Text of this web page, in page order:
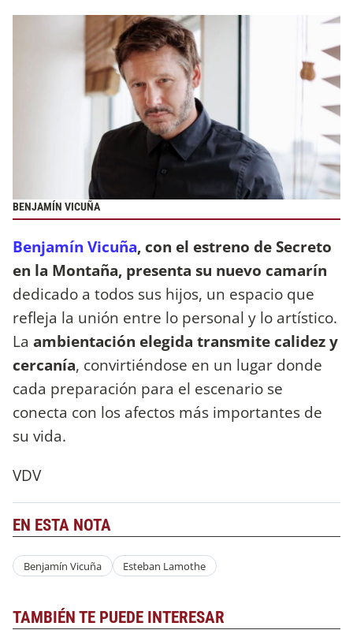
BENJAMÍN VICUÑA
Benjamín Vicuña, con el estreno de Secreto
en la Montaña, presenta su nuevo camarín
dedicado a todos sus hijos, un espacio que
refleja la unión entre lo personal y lo artístico.
La ambientación elegida transmite calidez y
cercanía, convirtiéndose en un lugar donde
cada preparación para el escenario se
conecta con los afectos más importantes de
su vida.
VDV
EN ESTA NOTA
Benjamín Vicuña Esteban Lamothe
TAMBIÉN TE PUEDE INTERESAR